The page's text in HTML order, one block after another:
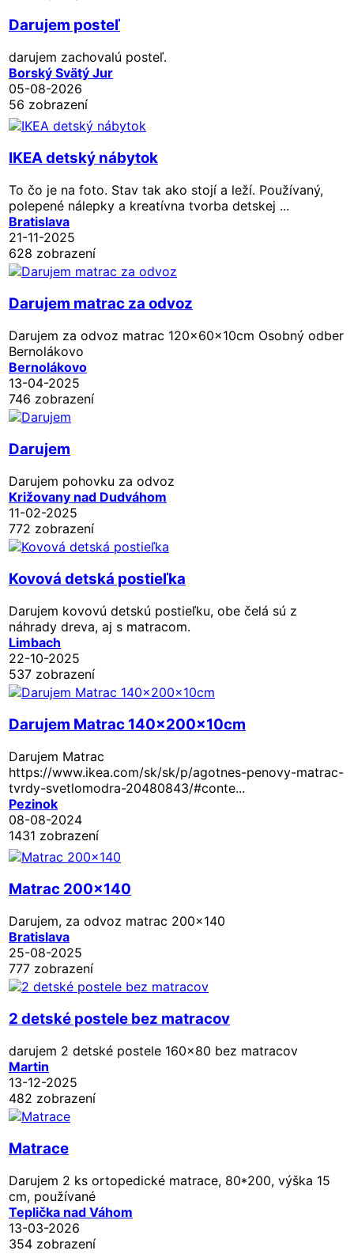
Darujem posteľ
darujem zachovalú posteľ.
Borský Svätý Jur
05-08-2026
56 zobrazení
IKEA detský nábytok
To čo je na foto. Stav tak ako stojí a leží. Používaný,
polepené nálepky a kreatívna tvorba detskej ...
Bratislava
21-11-2025
628 zobrazení
Darujem matrac za odvoz
Darujem za odvoz matrac 120x60x10cm Osobný odber
Bernolákovo
Bernolákovo
13-04-2025
746 zobrazení
Darujem
Darujem pohovku za odvoz
Križovany nad Dudváhom
11-02-2025
772 zobrazení
Kovová detská postieľka
Darujem kovovú detskú postieľku, obe čelá sú z
náhrady dreva, aj s matracom.
Limbach
22-10-2025
537 zobrazení
Darujem Matrac 140x200x10cm
Darujem Matrac
https://www.ikea.com/sk/sk/p/agotnes-penovy-matrac-
tvrdy-svetlomodra-20480843/#conte...
Pezinok
08-08-2024
1431 zobrazení
Matrac 200×140
Darujem, za odvoz matrac 200x140
Bratislava
25-08-2025
777 zobrazení
2 detské postele bez matracov
darujem 2 detské postele 160x80 bez matracov
Martin
13-12-2025
482 zobrazení
Matrace
Darujem 2 ks ortopedické matrace, 80*200, výška 15
cm, používané
Teplička nad Váhom
13-03-2026
354 zobrazení